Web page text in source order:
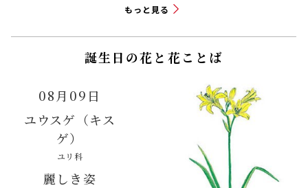
もっと見る
誕生日の花と花ことば
08月09日
ユウスゲ（キス
ゲ）
ユリ科
麗しき姿